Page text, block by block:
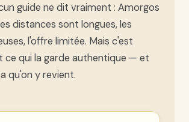
guide ne dit vraiment : Amorgos
distances sont longues, les
l'offre limitée. Mais c'est
ce qui la garde authentique — et
qu'on y revient.